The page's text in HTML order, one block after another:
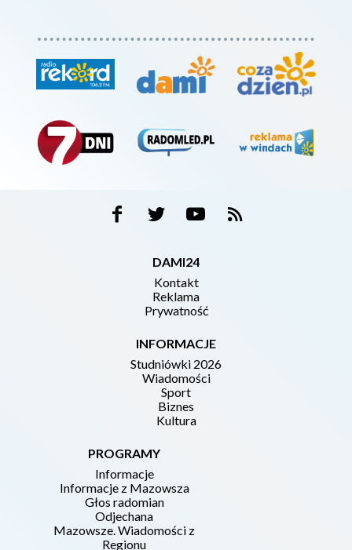
DAMI24
Kontakt
Reklama
Prywatność
INFORMACJE
Studniówki 2026
Wiadomości
Sport
Biznes
Kultura
PROGRAMY
Informacje
Informacje z Mazowsza
Głos radomian
Odjechana
Mazowsze. Wiadomości z
Regionu